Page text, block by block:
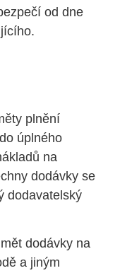
od dne
plnění
úplného
na
dodávky se
dodavatelský
dodávky na
a jiným